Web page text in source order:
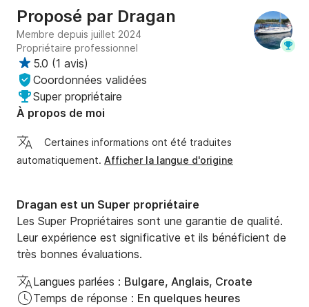
souhaitez échapper à l'agitation estivale et découvrir
la vie locale, rejoignez-moi sur mon Bavaria 40.
Pour toute question, n'hésitez pas à me contacter au
Click&Boat.
Proposé par Dragan
Membre depuis juillet 2024
Propriétaire professionnel
5.0 (1 avis)
Coordonnées validées
Super propriétaire
À propos de moi
Certaines informations ont été traduites
automatiquement. Afficher la langue d'origine
Dragan est un Super propriétaire
Les Super Propriétaires sont une garantie de qualité.
Leur expérience est significative et ils bénéficient de
très bonnes évaluations.
Langues parlées : Bulgare, Anglais, Croate
Temps de réponse : En quelques heures